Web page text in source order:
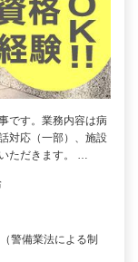
です。業務内容は病
対応（一部）、施設
ただきます。 …
警備業法による制